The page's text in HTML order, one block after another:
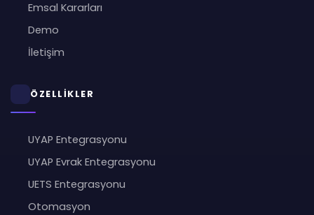
Emsal Kararları
Demo
İletişim
ÖZELLİKLER
UYAP Entegrasyonu
UYAP Evrak Entegrasyonu
UETS Entegrasyonu
Otomasyon